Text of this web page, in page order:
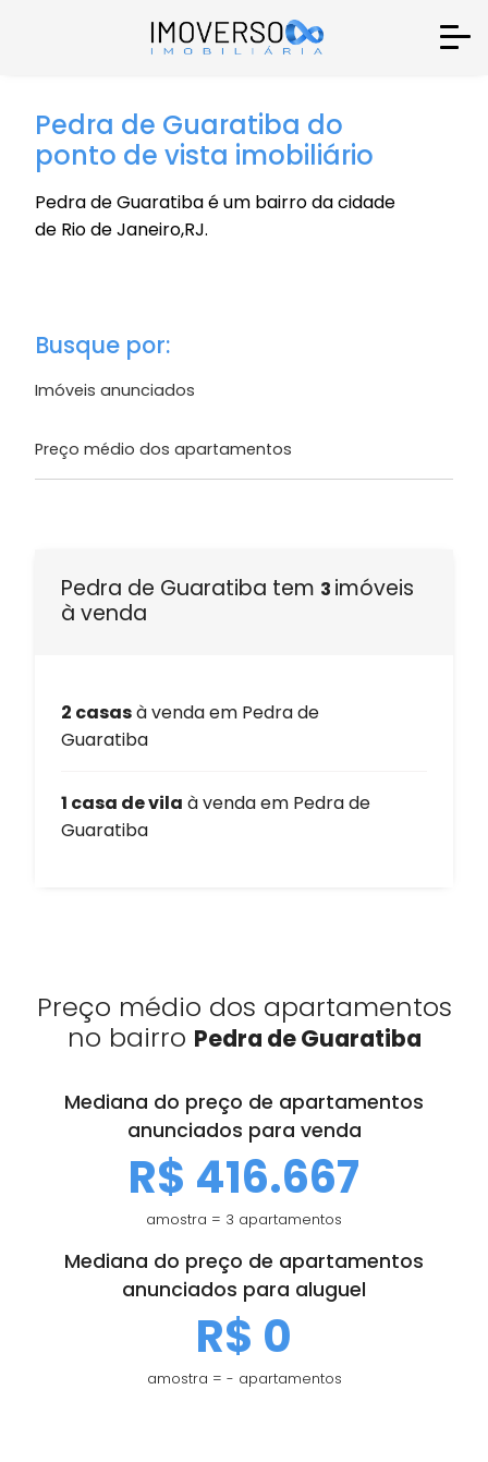
Pedra de Guaratiba do
ponto de vista imobiliário
Pedra de Guaratiba é um bairro da cidade
de Rio de Janeiro,RJ.
Busque por:
Imóveis anunciados
Preço médio dos apartamentos
Pedra de Guaratiba tem 3 imóveis
à venda
2 casasà venda em Pedra de
Guaratiba
1 casa de vila à venda em Pedra de
Guaratiba
Preço médio dos apartamentos
no bairro Pedra de Guaratiba
Mediana do preço de apartamentos
anunciados para venda
R$ 416.667
amostra = 3 apartamentos
Mediana do preço de apartamentos
anunciados para aluguel
R$ 0
amostra = - apartamentos